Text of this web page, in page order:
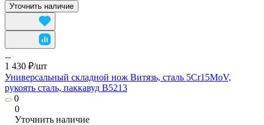
Уточнить наличие
1 430 ₽/шт
Универсальный складной нож Витязь, сталь 5Cr15MoV,
рукоять сталь, паккавуд B5213
0
0
Уточнить наличие